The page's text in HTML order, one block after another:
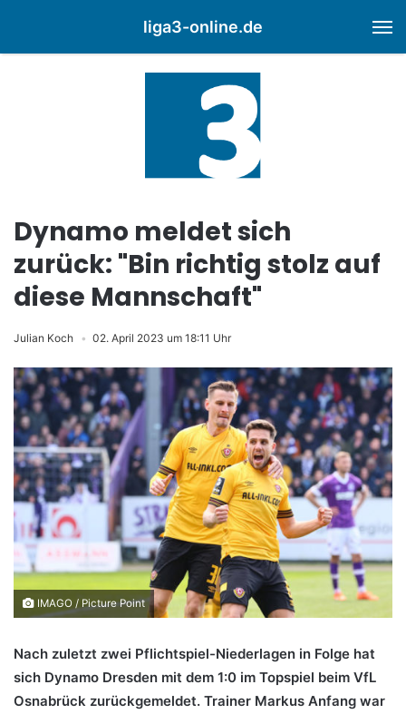
liga3-online.de
Dynamo meldet sich
zurück: "Bin richtig stolz auf
diese Mannschaft"
Julian Koch 02. April 2023 um 18:11 Uhr
IMAGO / Picture Point
Nach zuletzt zwei Pflichtspiel-Niederlagen in Folge hat
sich Dynamo Dresden mit dem 1:0 im Topspiel beim VfL
Osnabrück zurückgemeldet. Trainer Markus Anfang war